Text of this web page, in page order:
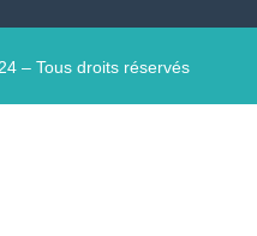
– Tous droits réservés